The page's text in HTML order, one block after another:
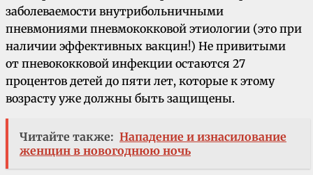
заболеваемости внутрибольничными
пневмониями пневмококковой этиологии (это при
наличии эффективных вакцин!) Не привитыми
от пневококковой инфекции остаются 27
процентов детей до пяти лет, которые к этому
возрасту уже должны быть защищены.
Читайте также: Нападение и изнасилование
женщин в новогоднюю ночь